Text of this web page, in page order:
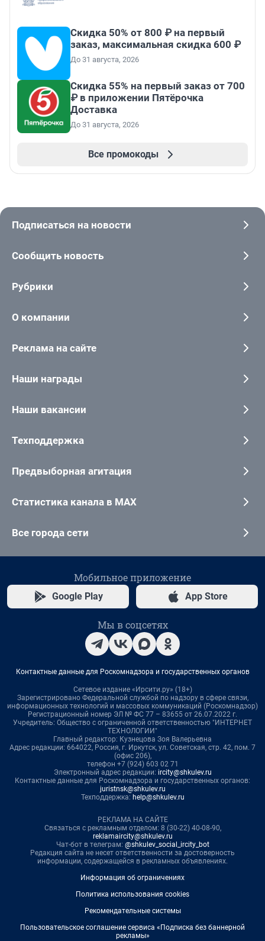
Скидка 50% от 800 ₽ на первый
заказ, максимальная скидка 600 ₽
До 31 августа, 2026
Скидка 55% на первый заказ от 700
₽ в приложении Пятёрочка
Доставка
До 31 августа, 2026
Все промокоды
Подписаться на новости
Сообщить новость
Рубрики
О компании
Реклама на сайте
Наши награды
Наши вакансии
Техподдержка
Предвыборная агитация
Статистика канала в MAX
Все города сети
Мобильное приложение
Google Play App Store
Мы в соцсетях
Контактные данные для Роскомнадзора и государственных органов
Сетевое издание «Ирсити.ру» (18+)
Зарегистрировано Федеральной службой по надзору в сфере связи,
информационных технологий и массовых коммуникаций (Роскомнадзор)
Регистрационный номер ЭЛ № ФС 77 – 83655 от 26.07.2022 г.
Учредитель: Общество с ограниченной ответственностью "ИНТЕРНЕТ
ТЕХНОЛОГИИ"
Главный редактор: Кузнецова Зоя Валерьевна
Адрес редакции: 664022, Россия, г. Иркутск, ул. Советская, стр. 42, пом. 7
(офис 206),
телефон +7 (924) 603 02 71
Электронный адрес редакции: ircity@shkulev.ru
Контактные данные для Роскомнадзора и государственных органов:
juristnsk@shkulev.ru
Техподдержка: help@shkulev.ru
РЕКЛАМА НА САЙТЕ
Связаться с рекламным отделом: 8 (30-22) 40-08-90,
reklamaircity@shkulev.ru
Чат-бот в телеграм: @shkulev_social_ircity_bot
Редакция сайта не несет ответственности за достоверность
информации, содержащейся в рекламных объявлениях.
Информация об ограничениях
Политика использования cookies
Рекомендательные системы
Пользовательское соглашение сервиса «Подписка без баннерной
рекламы»